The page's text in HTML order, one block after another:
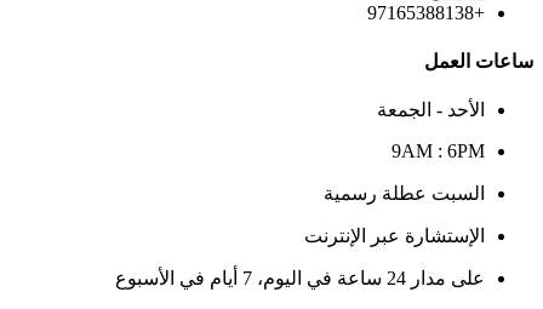
+97165388138
ساعات العمل
الأحد - الجمعة
9AM : 6PM
السبت عطلة رسمية
الإستشارة عبر الإنترنت
على مدار 24 ساعة في اليوم، 7 أيام في الأسبوع